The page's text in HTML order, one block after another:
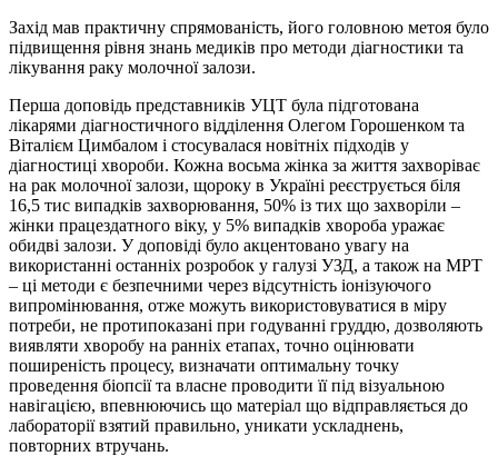
Захід мав практичну спрямованість, його головною метоя було
підвищення рівня знань медиків про методи діагностики та
лікування раку молочної залози.
Перша доповідь представників УЦТ була підготована
лікарями діагностичного відділення Олегом Горошенком та
Віталієм Цимбалом і стосувалася новітніх підходів у
діагностиці хвороби. Кожна восьма жінка за життя захворіває
на рак молочної залози, щороку в Україні реєструється біля
16,5 тис випадків захворювання, 50% із тих що захворіли –
жінки працездатного віку, у 5% випадків хвороба уражає
обидві залози. У доповіді було акцентовано увагу на
використанні останніх розробок у галузі УЗД, а також на МРТ
– ці методи є безпечними через відсутність іонізуючого
випромінювання, отже можуть використовуватися в міру
потреби, не протипоказані при годуванні груддю, дозволяють
виявляти хворобу на ранніх етапах, точно оцінювати
поширеність процесу, визначати оптимальну точку
проведення біопсії та власне проводити її під візуальною
навігацією, впевнюючись що матеріал що відправляється до
лабораторії взятий правильно, уникати ускладнень,
повторних втручань.